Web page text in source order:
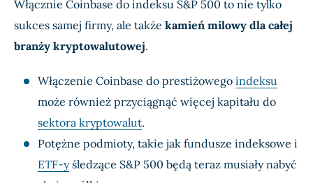
Włącznie Coinbase do indeksu S&P 500 to nie tylko
sukces samej firmy, ale także kamień milowy dla całej
branży kryptowalutowej.
Włączenie Coinbase do prestiżowego indeksu
może również przyciągnąć więcej kapitału do
sektora kryptowalut.
Potężne podmioty, takie jak fundusze indeksowe i
ETF-yśledzące S&P 500 będą teraz musiały nabyć